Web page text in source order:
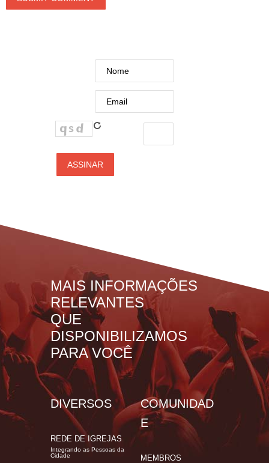
MAIS INFORMAÇÕES
RELEVANTES
QUE
DISPONIBILIZAMOS
PARA VOCÊ
DIVERSOS
REDE DE IGREJAS
Integrando as Pessoas da
Cidade
COMUNIDAD
E
MEMBROS